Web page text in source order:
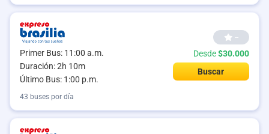
Primer Bus: 11:00 a.m.
Duración: 2h 10m
Último Bus: 1:00 p.m.
--
Desde$30.000
Buscar
43 buses por día